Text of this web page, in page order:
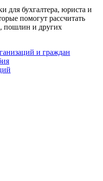
для бухгалтера, юриста и
помогут рассчитать
пошлин и других
и граждан